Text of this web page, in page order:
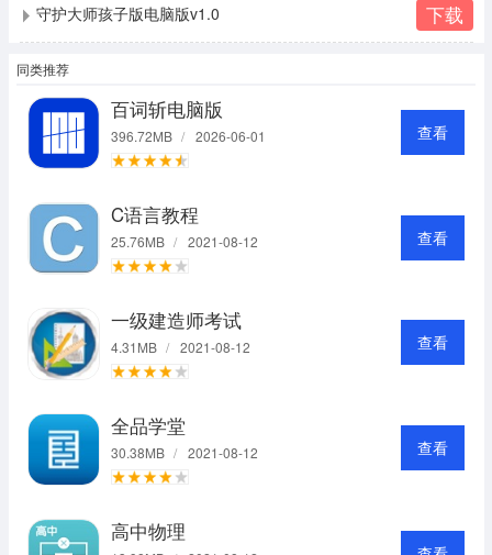
守护大师孩子版电脑版v1.0 下载
同类推荐
百词斩电脑版
396.72MB / 2026-06-01 查看
C语言教程
25.76MB / 2021-08-12 查看
一级建造师考试
4.31MB / 2021-08-12 查看
全品学堂
30.38MB / 2021-08-12 查看
高中物理